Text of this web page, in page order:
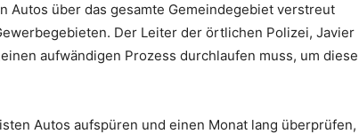
Autos über das gesamte Gemeindegebiet verstreut
Der Leiter der örtlichen Polizei, Javier
aufwändigen Prozess durchlaufen muss, um diese
Autos aufspüren und einen Monat lang überprüfen,